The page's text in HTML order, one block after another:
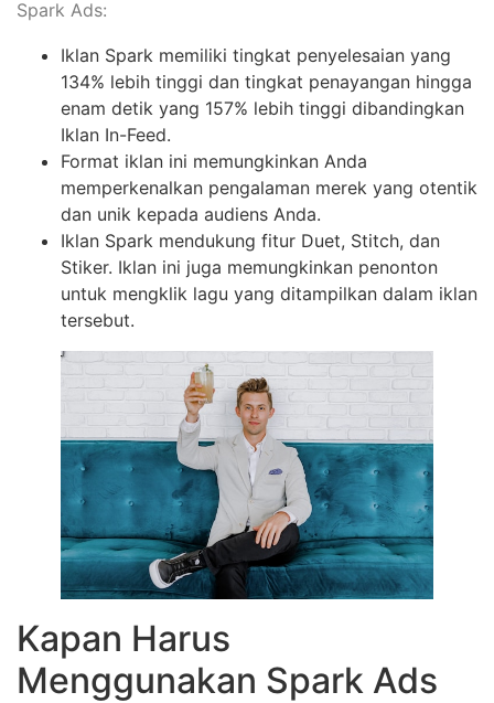
Spark Ads:
Iklan Spark memiliki tingkat penyelesaian yang
134% lebih tinggi dan tingkat penayangan hingga
enam detik yang 157% lebih tinggi dibandingkan
Iklan In-Feed.
Format iklan ini memungkinkan Anda
memperkenalkan pengalaman merek yang otentik
dan unik kepada audiens Anda.
Iklan Spark mendukung fitur Duet, Stitch, dan
Stiker. Iklan ini juga memungkinkan penonton
untuk mengklik lagu yang ditampilkan dalam iklan
tersebut.
Kapan Harus
Menggunakan Spark Ads